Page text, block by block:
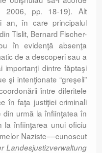
2006, pp. 18-19). Alt
an, în care principalul
Tislit, Bernard Fischer-
în evidenţă absenţa
de a descoperi sau a
dintre făptaşi
şi intenţionate “greşeli”
între diferitele
în faţa justiţiei criminali
urmă la înfiinţatea în
la înfiinţarea unui oficiu
Naziste––cunoscut
Landesjustizverwaltung